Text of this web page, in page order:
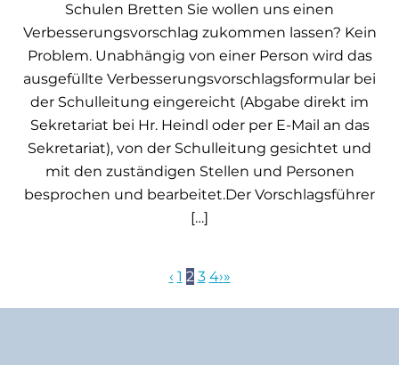
Schulen Bretten Sie wollen uns einen
Verbesserungsvorschlag zukommen lassen? Kein
Problem. Unabhängig von einer Person wird das
ausgefüllte Verbesserungsvorschlagsformular bei
der Schulleitung eingereicht (Abgabe direkt im
Sekretariat bei Hr. Heindl oder per E-Mail an das
Sekretariat), von der Schulleitung gesichtet und
mit den zuständigen Stellen und Personen
besprochen und bearbeitet.Der Vorschlagsführer
[…]
‹ 1 2 3 4›»